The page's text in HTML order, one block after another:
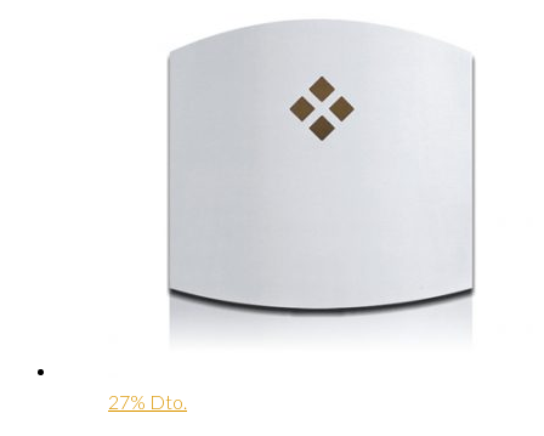
27% Dto.